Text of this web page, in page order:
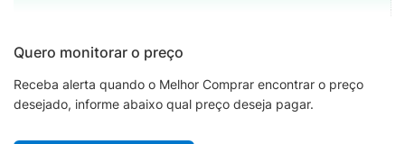
Quero monitorar o preço
Receba alerta quando o Melhor Comprar encontrar o preço
desejado, informe abaixo qual preço deseja pagar.